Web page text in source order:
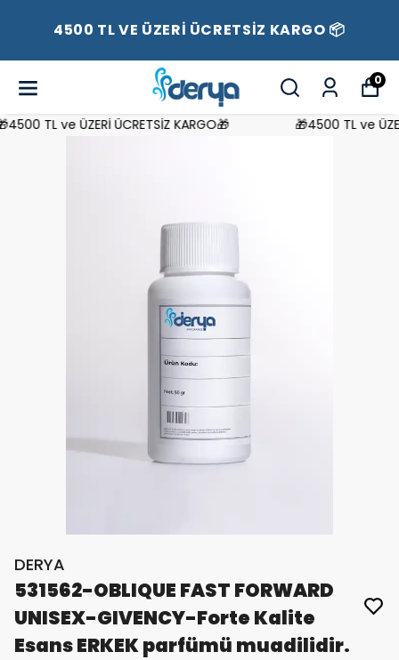
4500 TL VE ÜZERİ ÜCRETSİZ KARGO 📦
0
TL ve ÜZERİ ÜCRETSİZ KARGO🎁 🎁4500 TL ve
DERYA
531562-OBLIQUE FAST FORWARD
UNISEX-GIVENCY-Forte Kalite
Esans ERKEK parfümü muadilidir.